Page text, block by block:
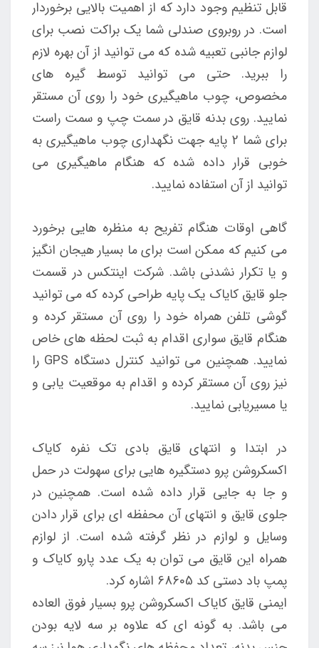
قابل تنظیم وجود دارد که از اهمیت بالایی برخوردار
است. در روبروی صندلی شما یک براکت نصب برای
لوازم جانبی تعبیه شده که می توانید از آن بهره لازم
را ببرید. حتی می توانید توسط گیره های
مخصوص، چوب ماهیگیری خود را روی آن مستقر
نمایید. روی بدنه قایق در سمت چپ و سمت راست
برای شما 2 پایه جهت نگهداری چوب ماهیگیری به
خوبی قرار داده شده که هنگام ماهیگیری می
توانید از آن استفاده نمایید.
گاهی اوقات هنگام تفریح به منظره هایی برخورد
می کنیم که ممکن است برای ما بسیار هیجان انگیز
و یا تکرار نشدنی باشد. شرکت اینتکس در قسمت
جلو قایق کایاک یک پایه طراحی کرده که می توانید
گوشی تلفن همراه خود را روی آن مستقر کرده و
هنگام قایق سواری اقدام به ثبت لحظه های خاص
نمایید. همچنین می توانید کنترل دستگاه GPS را
نیز روی آن مستقر کرده و اقدام به موقعیت یابی و
یا مسیریابی نمایید.
در ابتدا و انتهای قایق بادی تک نفره کایاک
اکسکروشن پرو دستگیره هایی برای سهولت در حمل
و جا به جایی قرار داده شده است. همچنین در
جلوی قایق و انتهای آن محفظه ای برای قرار دادن
وسایل و لوازم در نظر گرفته شده است. از لوازم
همراه این قایق می توان به یک عدد پارو کایاک و
پمپ باد دستی کد 68605 اشاره کرد.
ایمنی قایق کایاک اکسکروشن پرو بسیار فوق العاده
می باشد. به گونه ای که علاوه بر سه لایه بودن